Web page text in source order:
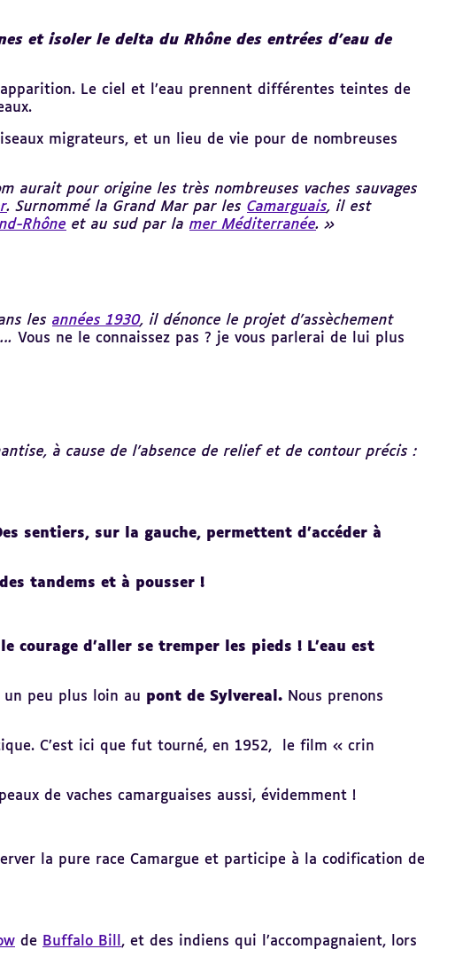
et isoler le delta du Rhône des entrées d’eau de
Le ciel et l’eau prennent différentes teintes de
migrateurs, et un lieu de vie pour de nombreuses
aurait pour origine les très nombreuses vaches sauvages
. Surnommé la Grand Mar par les Camarguais, il est
Rhône et au sud par la mer Méditerranée. »
les années 1930, il dénonce le projet d'assèchement
Vous ne le connaissez pas ? je vous parlerai de lui plus
à cause de l’absence de relief et de contour précis :
sentiers, sur la gauche, permettent d’accéder à
tandems et à pousser !
courage d’aller se tremper les pieds ! L’eau est
un peu plus loin au pont de Sylvereal. Nous prenons
C’est ici que fut tourné, en 1952, le film « crin
de vaches camarguaises aussi, évidemment !
la pure race Camargue et participe à la codification de
de Buffalo Bill , et des indiens qui l’accompagnaient, lors